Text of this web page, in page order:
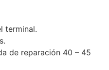
terminal.
de reparación 40 – 45